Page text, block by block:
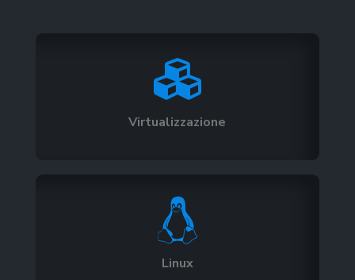

Virtualizzazione

Linux